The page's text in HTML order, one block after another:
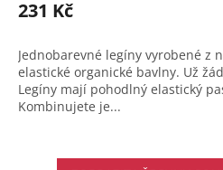
231 Kč
Jednobarevné legíny vyrobené z
elastické organické bavlny. Už
Legíny mají pohodlný elastický
Kombinujete je...